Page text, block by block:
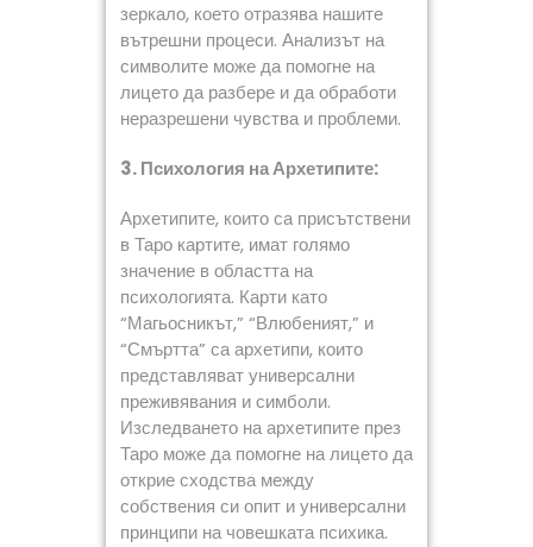
зеркало, което отразява нашите
вътрешни процеси. Анализът на
символите може да помогне на
лицето да разбере и да обработи
неразрешени чувства и проблеми.
3. Психология на Архетипите:
Архетипите, които са присътствени
в Таро картите, имат голямо
значение в областта на
психологията. Карти като
“Магьосникът,” “Влюбеният,” и
“Смъртта” са архетипи, които
представляват универсални
преживявания и симболи.
Изследването на архетипите през
Таро може да помогне на лицето да
открие сходства между
собствения си опит и универсални
принципи на човешката психика.